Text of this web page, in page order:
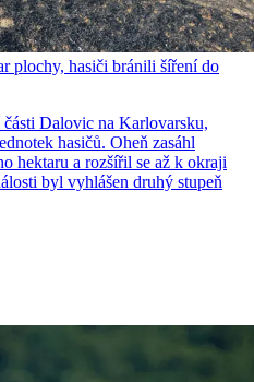
plochy, hasiči bránili šíření do
Dalovic na Karlovarsku,
hasičů. Oheň zasáhl
hektaru a rozšířil se až k okraji
byl vyhlášen druhý stupeň